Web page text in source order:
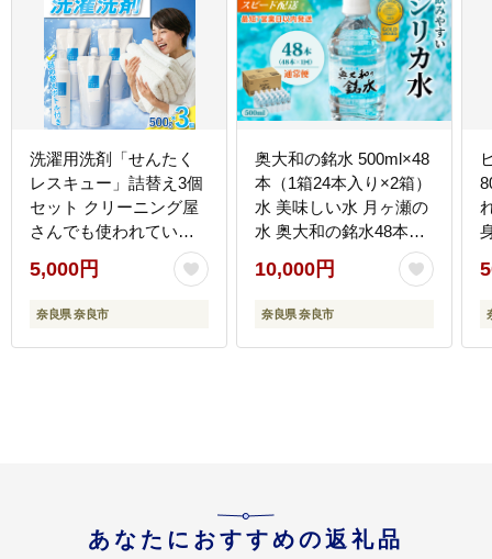
洗濯用洗剤「せんたく
レスキュー」詰替え3個
セット クリーニング屋
さんでも使われていま
す J-101
5,000円
奈良県 奈良市
奥大和の銘水 500ml×48
本（1箱24本入り×2箱）
水 美味しい水 月ヶ瀬の
水 奥大和の銘水48本セ
ット シリカ水 軟水 賞味
期限2年 長期間保存可能
永伸商事株式会社
10,000円
奈良県 奈良市
あなたにおすすめの返礼品